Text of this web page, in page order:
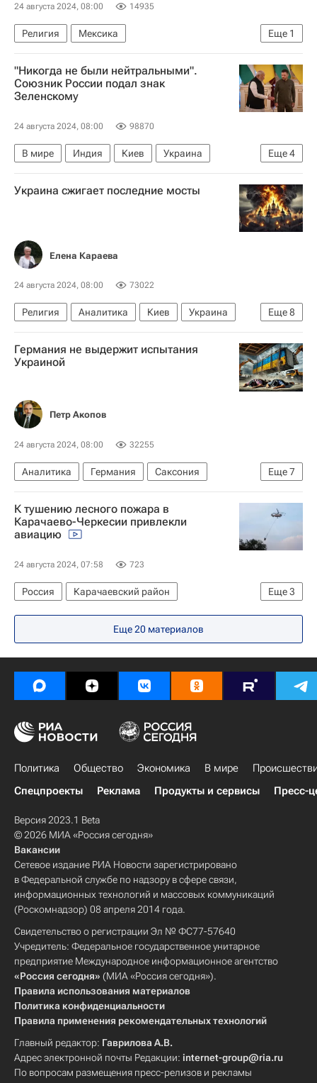
24 августа 2024, 08:00 14935
Еще 1
Религия
Мексика
Аналитика - Религия и мировоззрение
"Никогда не были нейтральными".
Союзник России подал знак
Зеленскому
24 августа 2024, 08:00 98870
Еще4
В мире Индия Киев
Украина
Нарендра Моди
Владимир Зеленский
Махатма Ганди
БРИКС
Украина сжигает последние мосты
Елена Караева
24 августа 2024, 08:00 73022
Еще8
Религия Аналитика Киев
Украина
Россия
Русская православная церковь
Вооруженные силы Украины
Ситуация вокруг УПЦ
Православная церковь Украины (ПЦУ)
Украинская православная церковь
Германия не выдержит испытания
Украиной
Петр Акопов
24 августа 2024, 08:00 32255
Еще7
Аналитика Германия
Саксония
Тюрингия
Сара Вагенкнехт
Фридрих Мерц
Бундестаг Германии
Европарламент
К тушению лесного пожара в
Карачаево-Черкесии привлекли
авиацию
24 августа 2024, 07:58 723
Еще3
Россия
Карачаевский район
МЧС России (Министерство РФ по делам гражданской обороны, чрезвычайным ситуациям и ликвидации последствий стихийных бедствий)
Происшествия
Еще 20 материалов
Политика Общество Экономика В мире
Спецпроекты
Реклама Продукты и сервисы Пресс-
Версия 2023.1 Beta
© 2026 МИА «Россия сегодня»
Вакансии
Сетевое издание РИА Новости зарегистрировано
в Федеральной службе по надзору в сфере связи,
информационных технологий и массовых коммуникаций
(Роскомнадзор) 08 апреля 2014 года.
Свидетельство о регистрации Эл № ФС77-57640
Учредитель: Федеральное государственное унитарное
предприятие Международное информационное агентство
«Россия сегодня» (МИА «Россия сегодня»).
Правила использования материалов
Политика конфиденциальности
Правила применения рекомендательных технологий
Главный редактор: Гаврилова А.В.
Адрес электронной почты Редакции: internet-group@ria.ru
По вопросам размещения пресс-релизов и рекламы